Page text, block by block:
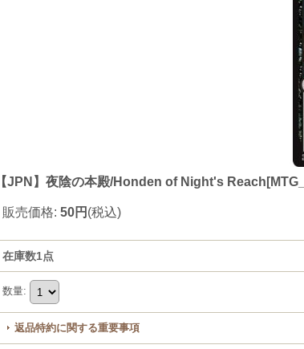
【JPN】夜陰の本殿/Honden of Night's
販売価格: 50円 (税込)
在庫数1点
数量:
返品特約に関する重要事項